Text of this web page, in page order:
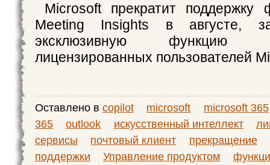
Microsoft прекратит поддержку
Meeting Insights в августе,
эксклюзивную
лицензированных пользователей
Оставлено в copilot microsoft
microsoft 365
365
outlook искусственный интеллект
сервисы
почтовый клиент
прекращение
поддержки
Управление продуктом